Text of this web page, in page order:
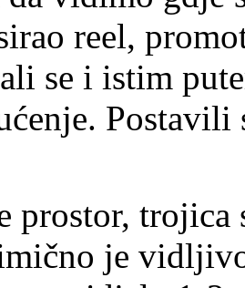
reel,
se i istim
prostor,
je